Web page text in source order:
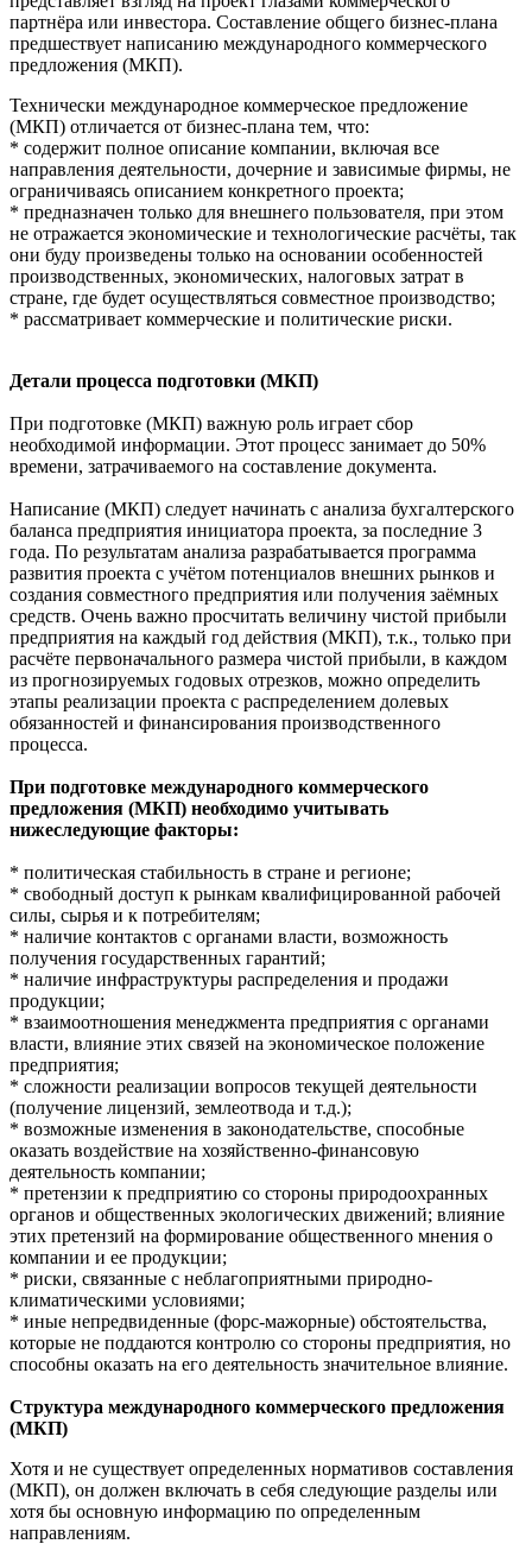
партнёра или инвестора. Составление общего бизнес-плана
предшествует написанию международного коммерческого
предложения (МКП).
Технически международное коммерческое предложение
(МКП) отличается от бизнес-плана тем, что:
* содержит полное описание компании, включая все
направления деятельности, дочерние и зависимые фирмы, не
ограничиваясь описанием конкретного проекта;
* предназначен только для внешнего пользователя, при этом
не отражается экономические и технологические расчёты, так
они буду произведены только на основании особенностей
производственных, экономических, налоговых затрат в
стране, где будет осуществляться совместное производство;
* рассматривает коммерческие и политические риски.
Детали процесса подготовки (МКП)
При подготовке (МКП) важную роль играет сбор
необходимой информации. Этот процесс занимает до 50%
времени, затрачиваемого на составление документа.
Написание (МКП) следует начинать с анализа бухгалтерского
баланса предприятия инициатора проекта, за последние 3
года. По результатам анализа разрабатывается программа
развития проекта с учётом потенциалов внешних рынков и
создания совместного предприятия или получения заёмных
средств. Очень важно просчитать величину чистой прибыли
предприятия на каждый год действия (МКП), т.к., только при
расчёте первоначального размера чистой прибыли, в каждом
из прогнозируемых годовых отрезков, можно определить
этапы реализации проекта с распределением долевых
обязанностей и финансирования производственного
процесса.
При подготовке международного коммерческого
предложения (МКП) необходимо учитывать
нижеследующие факторы:
* политическая стабильность в стране и регионе;
* свободный доступ к рынкам квалифицированной рабочей
силы, сырья и к потребителям;
* наличие контактов с органами власти, возможность
получения государственных гарантий;
* наличие инфраструктуры распределения и продажи
продукции;
* взаимоотношения менеджмента предприятия с органами
власти, влияние этих связей на экономическое положение
предприятия;
* сложности реализации вопросов текущей деятельности
(получение лицензий, землеотвода и т.д.);
* возможные изменения в законодательстве, способные
оказать воздействие на хозяйственно-финансовую
деятельность компании;
* претензии к предприятию со стороны природоохранных
органов и общественных экологических движений; влияние
этих претензий на формирование общественного мнения о
компании и ее продукции;
* риски, связанные с неблагоприятными природно-
климатическими условиями;
* иные непредвиденные (форс-мажорные) обстоятельства,
которые не поддаются контролю со стороны предприятия, но
способны оказать на его деятельность значительное влияние.
Структура международного коммерческого предложения
(МКП)
Хотя и не существует определенных нормативов составления
(МКП), он должен включать в себя следующие разделы или
хотя бы основную информацию по определенным
направлениям.